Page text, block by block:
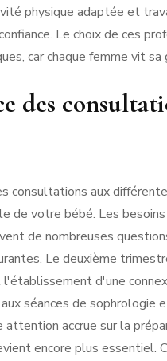
physique adaptée et
Le choix de ces
car chaque femme vit
des
consultations aux
de votre bébé. Les
de nombreuses
Le deuxième
d'une
séances de sophrologie
accrue sur la
encore plus essentiel.